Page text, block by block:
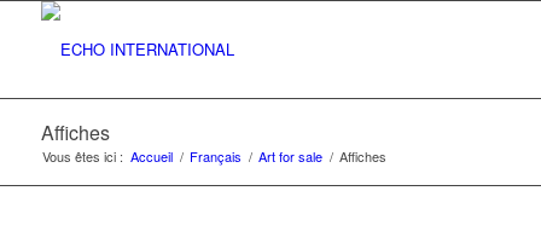
Affiches
Vous êtes ici : Accueil / Français / Art for sale / Affiches